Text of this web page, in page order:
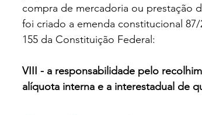
compra de mercadoria ou prestação
foi criado a emenda constitucional
155 da Constituição Federal:
VIII - a responsabilidade pelo
alíquota interna e a interestadual de